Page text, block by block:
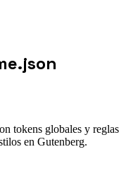
tokens globales y reglas
en Gutenberg.